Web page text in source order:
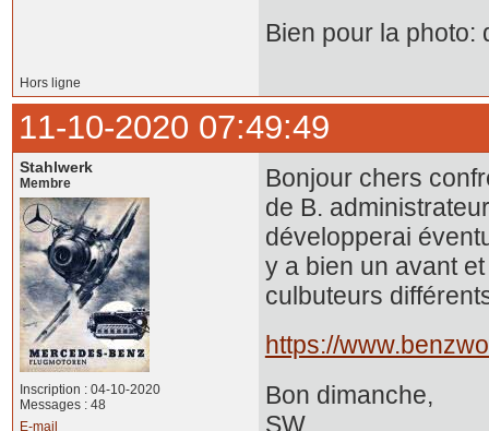
Bien pour la photo:
Hors ligne
11-10-2020 07:49:49
Stahlwerk
Membre
Inscription : 04-10-2020
Messages : 48
E-mail
Bonjour chers
de B.
développerai
y a bien un avant
culbuteurs
https://
Bon dimanche,
SW